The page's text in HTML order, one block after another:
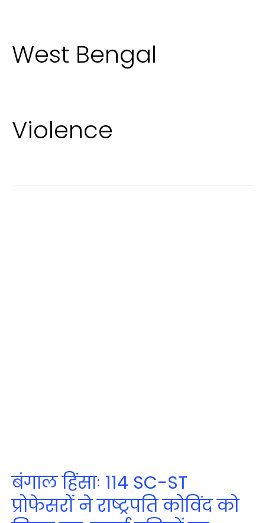
West Bengal
Violence
बंगाल हिंसाः 114 SC-ST
प्रोफेसरों ने राष्ट्रपति कोविंद को